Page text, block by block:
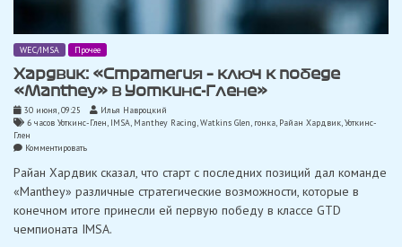
WEC/IMSA Прочее
Хардвик: «Стратегия – ключ к победе
«Manthey» в Уоткинс-Глене»
30 июня, 09:25
Илья Навроцкий
6 часов Уоткинс-Глен, IMSA, Manthey Racing,Watkins Glen, гонка, Райан Хардвик,Уоткинс-
Глен
Комментироватьon
«Стратегия
ключ
к
победе
«Manthey»
Райан Хардвик сказал, что старт с последних позиций дал команде
«Manthey» различные стратегические возможности, которые в
конечном итоге принесли ей первую победу в классе GTD
чемпионата IMSA.